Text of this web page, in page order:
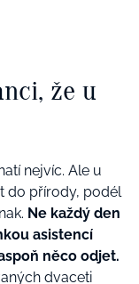
že u
nejvíc. Ale u
do přírody, podél
Ne každý den
asistencí
něco odjet.
dvaceti